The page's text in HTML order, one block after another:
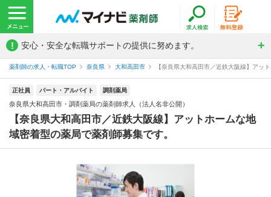
! 安心・安全な転職サポートの提供に努めます。
薬剤師の求人・転職TOP 奈良県 大和高田市 【奈良県大和高田市／近鉄大阪線】アッ
正社員 パート・アルバイト 調剤薬局
奈良県大和高田市・調剤薬局の薬剤師求人（法人名非公開）
【奈良県大和高田市／近鉄大阪線】アットホームな地
域密着型の薬局で薬剤師募集です。